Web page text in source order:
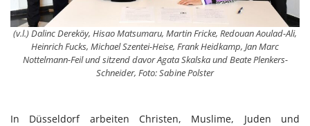
(v.l.) Dalinc Dereköy, Hisao Matsumaru, Martin Fricke, Redouan Aoulad-Ali,
Heinrich Fucks, Michael Szentei-Heise, Frank Heidkamp, Jan Marc
Nottelmann-Feil und sitzend davor Agata Skalska und Beate Plenkers-
Schneider, Foto: Sabine Polster
In Düsseldorf arbeiten Christen, Muslime, Juden und